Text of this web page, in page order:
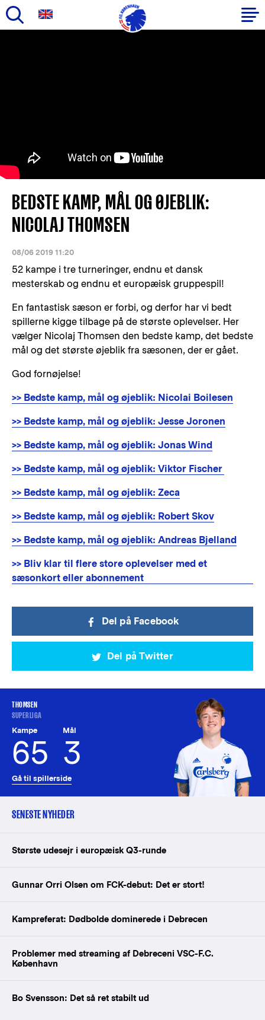
BEDSTE KAMP, MÅL OG ØJEBLIK:
NICOLAJ THOMSEN
08/06 2019 11:20
52 kampe i tre turneringer, endnu et dansk
mesterskab og endnu et europæisk gruppespil!
En fantastisk sæson er forbi, og derfor har vi bedt
spillerne kigge tilbage på de største oplevelser. Her
vælger Nicolaj Thomsen den bedste kamp, det bedste
mål og det største øjeblik fra sæsonen, der er gået.
God fornøjelse!
>> Bedste kamp, mål og øjeblik: Nicolai Boilesen
>> Bedste kamp, mål og øjeblik: Jesse Joronen
>> Bedste kamp, mål og øjeblik: Jonas Wind
>> Bedste kamp, mål og øjeblik: Viktor Fischer
>> Bedste kamp, mål og øjeblik: Zeca
>> Bedste kamp, mål og øjeblik: Robert Skov
>> Bedste kamp, mål og øjeblik: Andreas Bjelland
>> Bliv klar til flere store oplevelser med et
sæsonkort eller abonnement
Del på Facebook
Del på Twitter
THOMSEN
SUPERLIGA
Kampe
65
Mål
3
Gå til spillerside
SENESTE NYHEDER
Største udesejr i europæisk Q3-runde
Gunnar Orri Olsen om FCK-debut: Det er stort!
Kampreferat: Dødbolde dominerede i Debrecen
Problemer med streaming af Debreceni VSC-F.C.
København
Bo Svensson: Det så ret stabilt ud